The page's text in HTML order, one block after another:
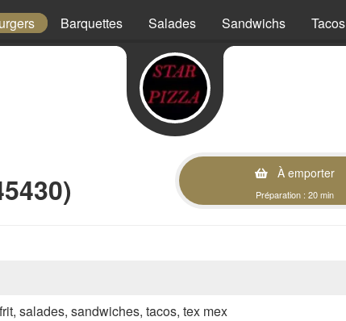
Barquettes Salades Sandwichs Tacos
À emporter
Préparation : 20 min
salades, sandwiches, tacos, tex mex